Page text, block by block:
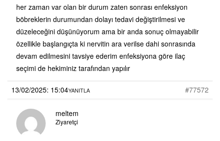
her zaman var olan bir durum zaten sonrası enfeksiyon
böbreklerin durumundan dolayı tedavi değiştirilmesi ve
düzeleceğini düşünüyorum ama bir anda sonuç olmayabilir
özellikle başlangıçta ki nervitin ara verilse dahi sonrasında
devam edilmesini tavsiye ederim enfeksiyona göre ilaç
seçimi de hekiminiz tarafından yapılır
13/02/2025: 15:04 #77572
YANITLA
meltem
Ziyaretçi